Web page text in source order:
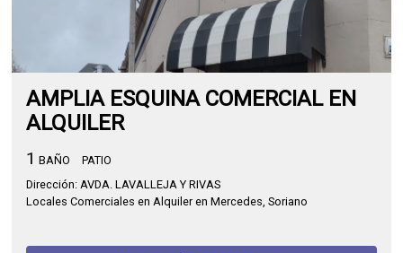
AMPLIA ESQUINA COMERCIAL EN
ALQUILER
1 BAÑO
PATIO
Dirección: AVDA. LAVALLEJA Y RIVAS
Locales Comerciales en Alquiler en Mercedes, Soriano